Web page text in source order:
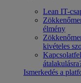
Lean IT-
élmény
kivételes
Ismerkedés a